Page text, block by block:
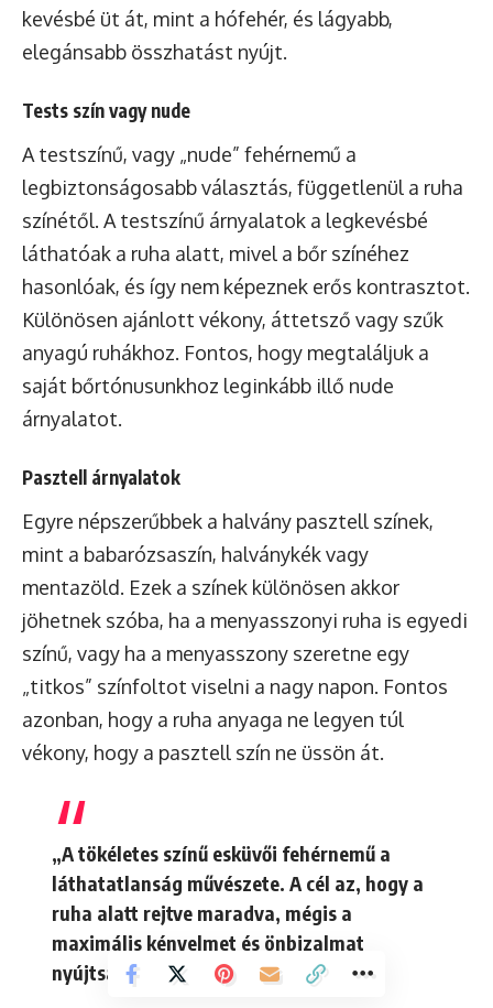
kevésbé üt át, mint a hófehér, és lágyabb,
elegánsabb összhatást nyújt.
Tests szín vagy nude
A testszínű, vagy „nude” fehérnemű a
legbiztonságosabb választás, függetlenül a ruha
színétől. A testszínű árnyalatok a legkevésbé
láthatóak a ruha alatt, mivel a bőr színéhez
hasonlóak, és így nem képeznek erős kontrasztot.
Különösen ajánlott vékony, áttetsző vagy szűk
anyagú ruhákhoz. Fontos, hogy megtaláljuk a
saját bőrtónusunkhoz leginkább illő nude
árnyalatot.
Pasztell árnyalatok
Egyre népszerűbbek a halvány pasztell színek,
mint a babarózsaszín, halványkék vagy
mentazöld. Ezek a színek különösen akkor
jöhetnek szóba, ha a menyasszonyi ruha is egyedi
színű, vagy ha a menyasszony szeretne egy
„titkos” színfoltot viselni a nagy napon. Fontos
azonban, hogy a ruha anyaga ne legyen túl
vékony, hogy a pasztell szín ne üssön át.
„A tökéletes színű esküvői fehérnemű a
láthatatlanság művészete. A cél az, hogy a
ruha alatt rejtve maradva, mégis a
maximális kényelmet és önbizalmat
nyújtsa.”